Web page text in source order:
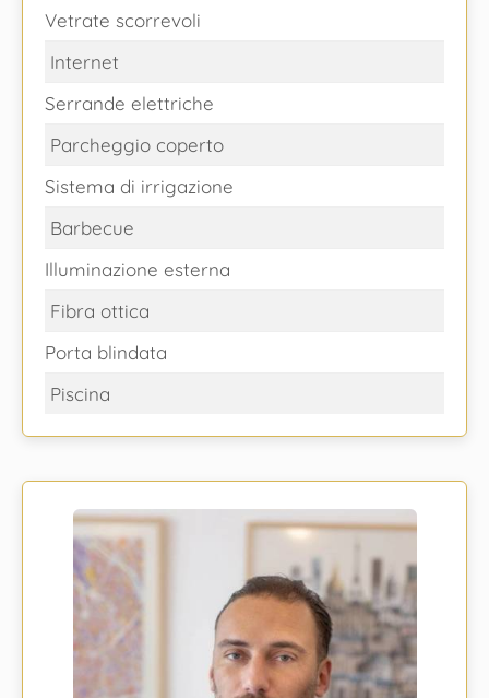
Vetrate scorrevoli
Internet
Serrande elettriche
Parcheggio coperto
Sistema di irrigazione
Barbecue
Illuminazione esterna
Fibra ottica
Porta blindata
Piscina